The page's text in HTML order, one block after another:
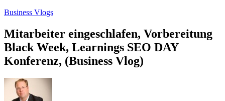
Business Vlogs
Mitarbeiter eingeschlafen, Vorbereitung
Black Week, Learnings SEO DAY
Konferenz, (Business Vlog)